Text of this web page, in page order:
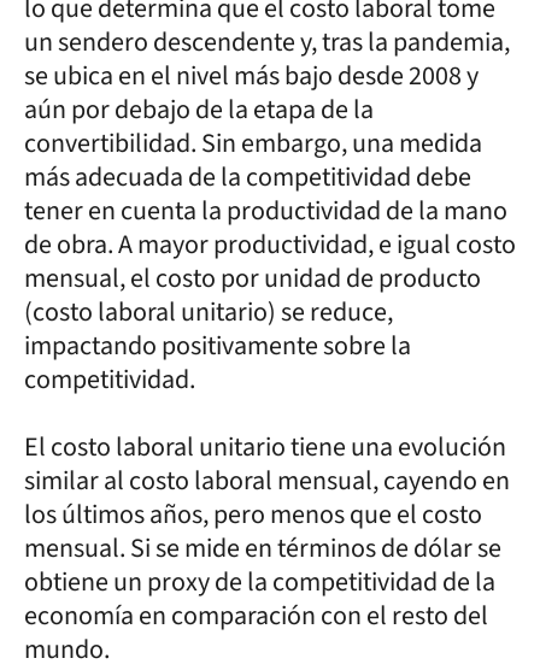
lo que determina que el costo laboral tome
un sendero descendente y, tras la pandemia,
se ubica en el nivel más bajo desde 2008 y
aún por debajo de la etapa de la
convertibilidad. Sin embargo, una medida
más adecuada de la competitividad debe
tener en cuenta la productividad de la mano
de obra. A mayor productividad, e igual costo
mensual, el costo por unidad de producto
(costo laboral unitario) se reduce,
impactando positivamente sobre la
competitividad.
El costo laboral unitario tiene una evolución
similar al costo laboral mensual, cayendo en
los últimos años, pero menos que el costo
mensual. Si se mide en términos de dólar se
obtiene un proxy de la competitividad de la
economía en comparación con el resto del
mundo.